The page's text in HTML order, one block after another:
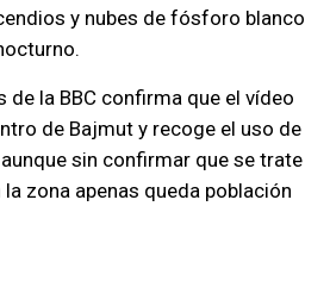
y nubes de fósforo blanco
de la BBC confirma que el vídeo
de Bajmut y recoge el uso de
sin confirmar que se trate
zona apenas queda población